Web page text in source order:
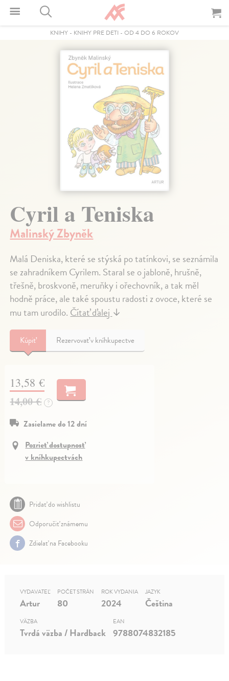
KNIHY - KNIHY PRE DETI - OD 4 DO 6 ROKOV
Cyril a Teniska
Malinský Zbyněk
Malá Deniska, které se stýská po tatínkovi, se seznámila
se zahradníkem Cyrilem. Staral se o jabloně, hrušně,
třešně, broskvoně, meruňky i ořechovník, a tak měl
hodně práce, ale také spoustu radosti z ovoce, které se
mu tam urodilo.Čítať ďalej↓
Kúpiť Rezervovať v kníhkupectve
13,58 €
14,00 € ?
Zasielame do 12 dní
Pozrieť dostupnosť
v kníhkupectvách
Pridať do wishlistu
Odporučiť známemu
Zdielať na Facebooku
VYDAVATEĽ
Artur
POČET STRÁN
80
ROK VYDANIA
2024
JAZYK
Čeština
VÄZBA
Tvrdá väzba / Hardback
EAN
9788074832185